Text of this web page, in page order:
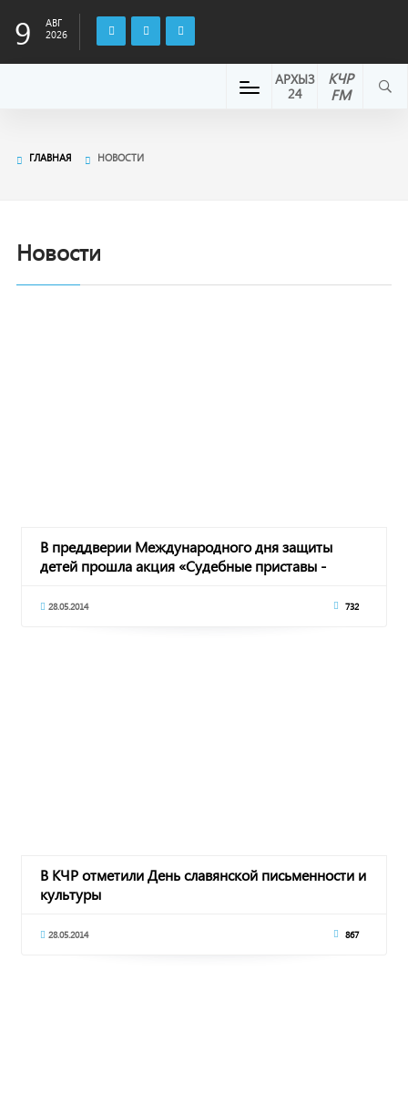
9
АВГ
2026
КЧР
FM
АРХЫЗ
24
ГЛАВНАЯ НОВОСТИ
Новости
В преддверии Международного дня защиты
детей прошла акция «Судебные приставы -
28.05.2014 732
В КЧР отметили День славянской письменности и
культуры
28.05.2014 867